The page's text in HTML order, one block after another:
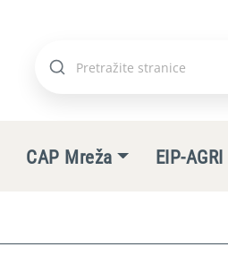
Pretraži
CAP Mreža EIP-AGRI